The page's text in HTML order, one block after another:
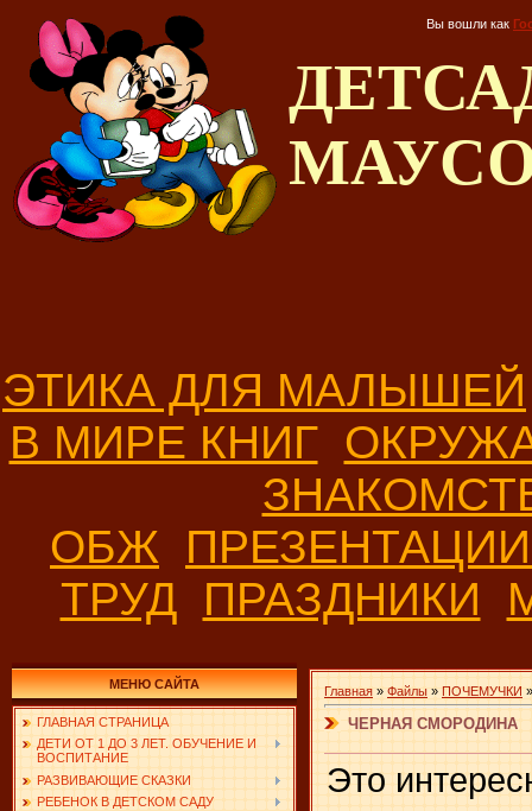
Вы вошли как
ЭТИКА ДЛЯ МАЛЫШЕЙ
В МИРЕ КНИГ
ОБЖ
ТРУД ПРАЗДНИКИ
МЕНЮ САЙТА
ГЛАВНАЯ СТРАНИЦА
ДЕТИ ОТ 1 ДО 3 ЛЕТ. ОБУЧЕНИЕ И
ВОСПИТАНИЕ
РАЗВИВАЮЩИЕ СКАЗКИ
РЕБЕНОК В ДЕТСКОМ САДУ
Главная » Файлы » ПОЧЕМУЧКИ
ЧЕРНАЯ СМОРОДИНА
Это